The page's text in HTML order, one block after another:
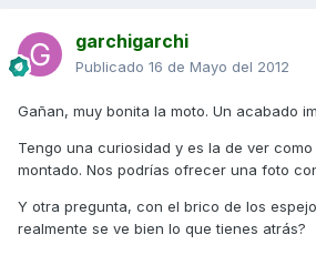
garchigarchi
Publicado 16 de Mayo del 2012
Gañan, muy bonita la moto. Un acabado
Tengo una curiosidad y es la de ver
montado. Nos podrías ofrecer una foto
Y otra pregunta, con el brico de los
realmente se ve bien lo que tienes atrás?